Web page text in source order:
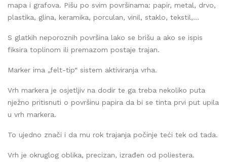
mapa i grafova. Pišu po svim površinama: papir, metal, drvo,
plastika, glina, keramika, porculan, vinil, staklo, tekstil,...
S glatkih neporoznih površina lako se brišu a ako se ispis
fiksira toplinom ili premazom postaje trajan.
Marker ima „felt-tip“ sistem aktiviranja vrha.
Vrh markera je osjetljiv na dodir te ga treba nekoliko puta
nježno pritisnuti o površinu papira da bi se tinta prvi put upila
u vrh markera.
To ujedno znači i da mu rok trajanja počinje teći tek od tada.
Vrh je okruglog oblika, precizan, izrađen od poliestera.